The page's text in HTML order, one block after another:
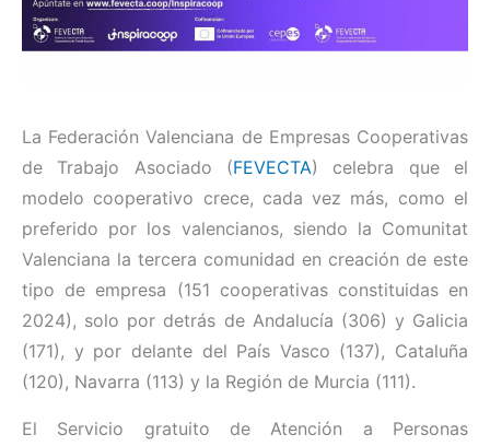
La Federación Valenciana de Empresas Cooperativas
de Trabajo Asociado (FEVECTA) celebra que el
modelo cooperativo crece, cada vez más, como el
preferido por los valencianos, siendo la Comunitat
Valenciana la tercera comunidad en creación de este
tipo de empresa (151 cooperativas constituidas en
2024), solo por detrás de Andalucía (306) y Galicia
(171), y por delante del País Vasco (137), Cataluña
(120), Navarra (113) y la Región de Murcia (111).
El Servicio gratuito de Atención a Personas